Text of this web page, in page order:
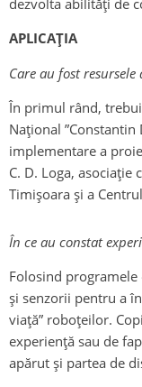
APLICAȚIA
Care au fost
În primul rând,
Național
implementare a
C. D. Loga,
Timișoara și a
În ce au constat
Folosind
și senzorii pentru a
viață” roboțeilor.
experiență sau de
apărut și partea de